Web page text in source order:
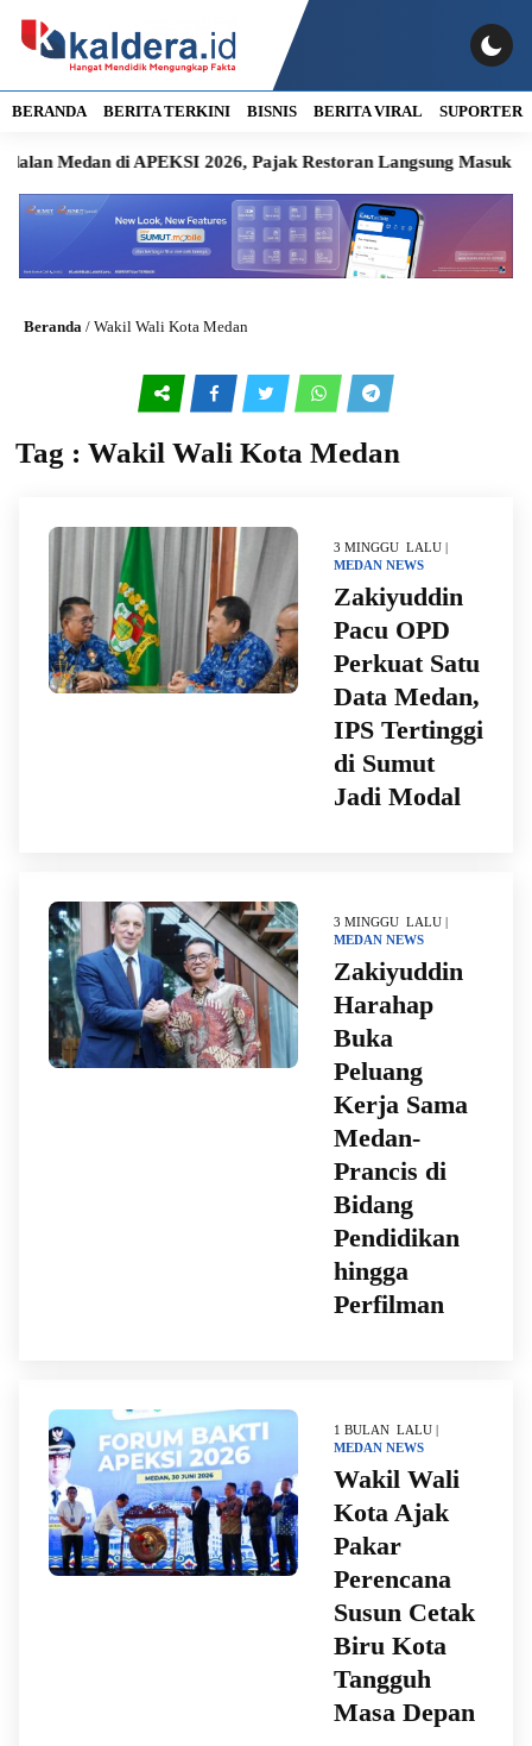
BERANDA BERITA TERKINI BISNIS BERITA VIRAL SUPORTER
di APEKSI 2026, Pajak Restoran Langsung Masuk Kas
Beranda / Wakil Wali Kota Medan
Tag : Wakil Wali Kota Medan
3 MINGGU LALU |
MEDAN NEWS
Zakiyuddin
Pacu OPD
Perkuat Satu
Data Medan,
IPS Tertinggi
di Sumut
Jadi Modal
3 MINGGU LALU |
MEDAN NEWS
Zakiyuddin
Harahap
Buka
Peluang
Kerja Sama
Medan-
Prancis di
Bidang
Pendidikan
hingga
Perfilman
1 BULAN LALU |
MEDAN NEWS
Wakil Wali
Kota Ajak
Pakar
Perencana
Susun Cetak
Biru Kota
Tangguh
Masa Depan